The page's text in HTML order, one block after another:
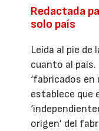
Redactada
solo país
Leída al pie
cuanto al
‘fabricados en
establece que
origen’ del